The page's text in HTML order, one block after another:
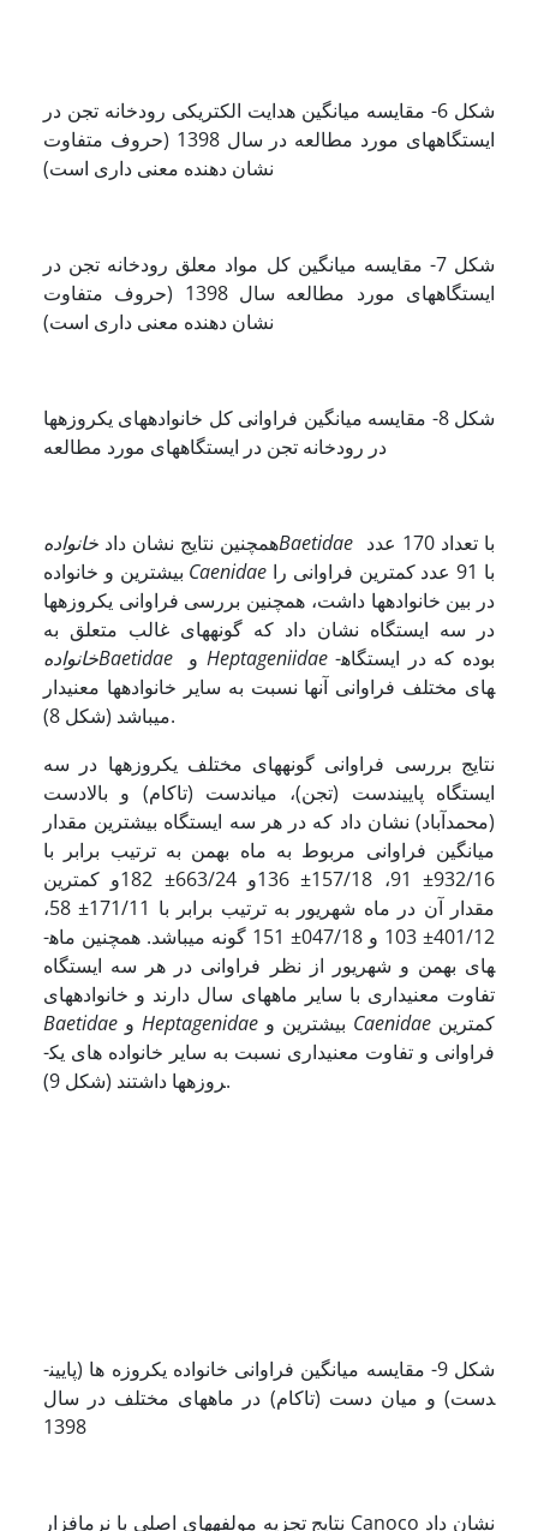
ﺷﻜﻞ 6- مقایسه میانگین هدایت الکتریکی ﺭﻭﺩﺧﺎﻧﻪ ﺗﺠﻦ در
ایستگاه­های مورد مطالعه در سال 1398 (حروف متفاوت
نشان دهنده معنی داری است)
ﺷﻜﻞ 7- مقایسه میانگین کل مواد معلق ﺭﻭﺩﺧﺎﻧﻪ ﺗﺠﻦ در
ایستگاه­های مورد مطالعه سال 1398 (حروف متفاوت
نشان دهنده معنی داری است)
شکل 8- مقایسه میانگین فراوانی کل خانواده­های یک­روزه­ها
در ﺭﻭﺩﺧﺎﻧﻪ ﺗﺠﻦ در ایستگاه­های مورد مطالعه
همچنین نتایج نشان داد خانواده Baetidae
Caenidae
در بین خانواده­ها داشت، همچنین بررسی فراوانی یک­روزه­ها
در سه ایستگاه نشان داد که گونه­های غالب متعلق به
خانوادهBaetidae Heptageniidaeبوده که در ایستگاه­
های مختلف فراوانی آنها نسبت به سایر خانواده­ها معنی­دار
می­باشد (شکل 8).
نتایج بررسی فراوانی گونه­های مختلف یک­روزه­ها در سه
ایستگاه پایین­دست (تجن)، میان­دست (تاکام) و بالادست
(محمدآباد) نشان داد که در هر سه ایستگاه بیشترین مقدار
میانگین فراوانی مربوط به ماه­ بهمن به ترتیب برابر با
932/16± 91، 157/18± 136و 663/24± 182و کمترین
مقدار آن در ماه شهریور به ترتیب برابر با 171/11± 58،
401/12± 103 و 047/18± 151 گونه می­باشد. همچنین ماه­
های بهمن و شهریور از نظر فراوانی در هر سه ایستگاه
تفاوت معنی­داری با سایر ماه­های سال دارند و خانواده­های
Baetidae
Heptagenidae Caenidae
فراوانی و تفاوت معنی­داری نسبت به سایر خانواده های یک­
روزه­ها داشتند (شکل 9).
ﺷﻜﻞ 9- مقایسه میانگین فراوانی خانواده یک­روزه ها (پایین­
دست) و میان دست (تاکام) در ماه­های مختلف در سال
1398
نتایج تجزیه مولفه­های اصلی با نرم­افزار Canoco نشان داد